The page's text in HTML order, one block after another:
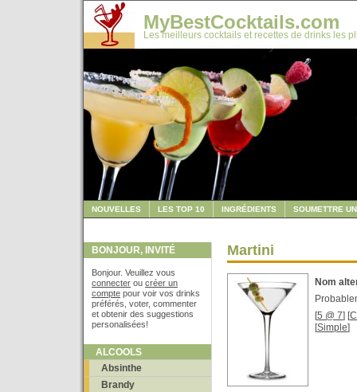
MyBestCocktails.com
Les meilleurs cocktails et recettes de drinks les
NOUVELLES LES TOP 10 INGRÉDIENTS SOUMETTRE
BONJOUR, INVITÉ
Bonjour. Veuillez vous
connecter ou créer un
compte pour voir vos drinks
préférés, voter, commenter
et obtenir des suggestions
personalisées!
ALCOOLS
Absinthe
Brandy
Martini
Nom
[5 @ 7] [
[Simple]